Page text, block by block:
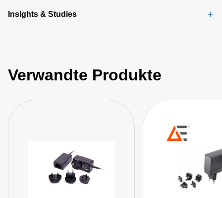
Insights & Studies
Verwandte Produkte